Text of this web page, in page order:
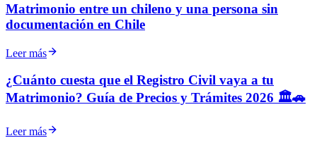
Matrimonio entre un chileno y una persona sin
documentación en Chile
Leer más
¿Cuánto cuesta que el Registro Civil vaya a tu
Matrimonio? Guía de Precios y Trámites 2026 🏛️🚗
Leer más